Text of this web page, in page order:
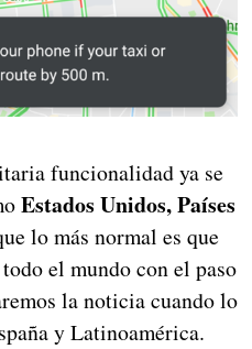
funcionalidad ya se
Estados Unidos, Países
lo más normal es que
el mundo con el paso
la noticia cuando lo
y Latinoamérica.